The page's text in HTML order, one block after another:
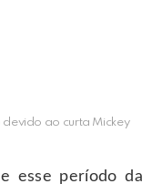
ao curta Mickey
esse período da